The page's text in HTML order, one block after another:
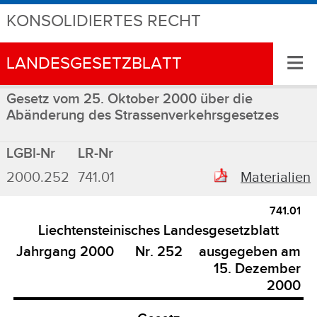
KONSOLIDIERTES RECHT
LANDESGESETZBLATT ≡
Gesetz vom 25. Oktober 2000 über die
Abänderung des Strassenverkehrsgesetzes
LGBl-Nr
LR-Nr
2000.252 741.01 Materialien